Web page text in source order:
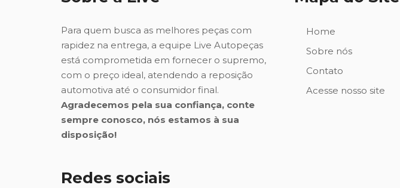
Para quem busca as melhores peças com
rapidez na entrega, a equipe Live Autopeças
está comprometida em fornecer o supremo,
com o preço ideal, atendendo a reposição
automotiva até o consumidor final.
Agradecemos pela sua confiança, conte
sempre conosco, nós estamos à sua
disposição!
Redes sociais
Home
Sobre nós
Contato
Acesse nosso site